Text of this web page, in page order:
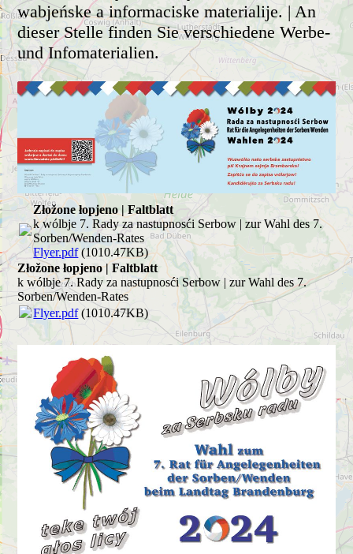
wabjeńske a informaciske materialije. | An
dieser Stelle finden Sie verschiedene Werbe-
und Infomaterialien.
Złožone łopjeno | Faltblatt
k wólbje 7. Rady za nastupnosći Serbow | zur Wahl des 7.
Sorben/Wenden-Rates
Flyer.pdf(1010.47KB)
Złožone łopjeno | Faltblatt
k wólbje 7. Rady za nastupnosći Serbow | zur Wahl des 7.
Sorben/Wenden-Rates
Flyer.pdf(1010.47KB)